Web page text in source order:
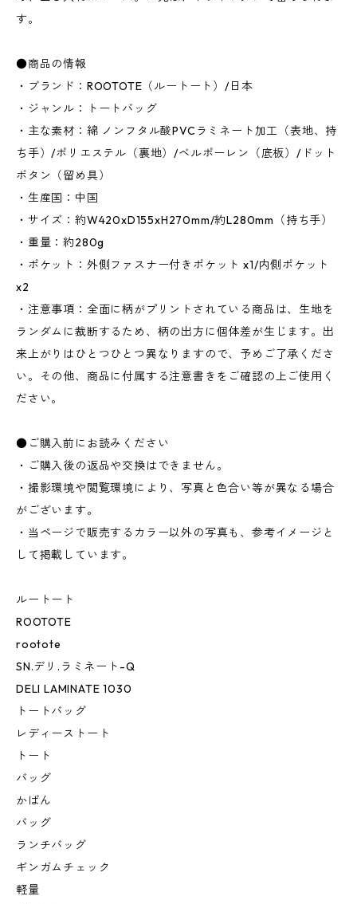
す。
●商品の情報
・ブランド：ROOTOTE（ルートート）/日本
・ジャンル：トートバッグ
・主な素材：綿 ノンフタル酸PVCラミネート加工（表地、持
ち手）/ポリエステル（裏地）/ベルポーレン（底板）/ドット
ボタン（留め具）
・生産国：中国
・サイズ：約W420xD155xH270mm/約L280mm（持ち手）
・重量：約280g
・ポケット：外側ファスナー付きポケット x1/内側ポケット
x2
・注意事項：全面に柄がプリントされている商品は、生地を
ランダムに裁断するため、柄の出方に個体差が生じます。出
来上がりはひとつひとつ異なりますので、予めご了承くださ
い。その他、商品に付属する注意書きをご確認の上ご使用く
ださい。
●ご購入前にお読みください
・ご購入後の返品や交換はできません。
・撮影環境や閲覧環境により、写真と色合い等が異なる場合
がございます。
・当ページで販売するカラー以外の写真も、参考イメージと
して掲載しています。
ルートート
ROOTOTE
rootote
SN.デリ.ラミネート-Q
DELI LAMINATE 1030
トートバッグ
レディーストート
トート
バッグ
かばん
バッグ
ランチバッグ
ギンガムチェック
軽量